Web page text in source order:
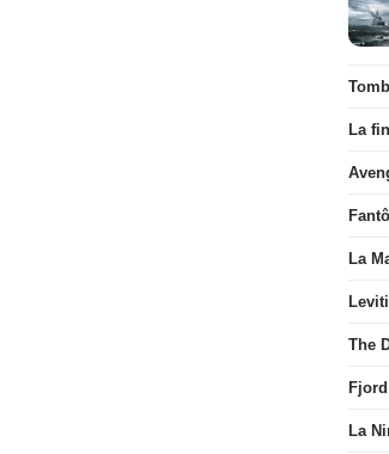
La
La
The
Fjord
La